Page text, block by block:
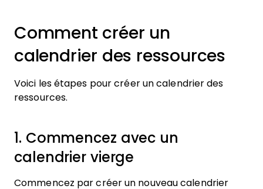
Comment créer un
calendrier des ressources
Voici les étapes pour créer un calendrier des
ressources.
1. Commencez avec un
calendrier vierge
Commencez par créer un nouveau calendrier